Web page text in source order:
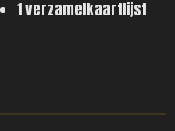
1 verzamelkaartlijst